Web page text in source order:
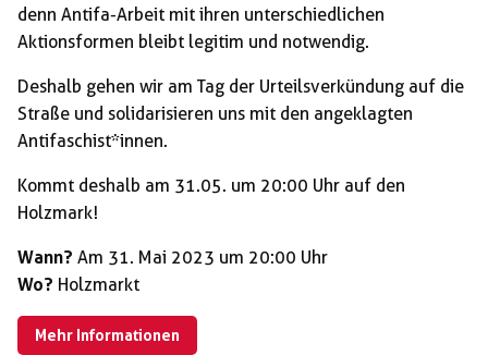
denn Antifa-Arbeit mit ihren unterschiedlichen
Aktionsformen bleibt legitim und notwendig.
Deshalb gehen wir am Tag der Urteilsverkündung auf die
Straße und solidarisieren uns mit den angeklagten
Antifaschist*innen.
Kommt deshalb am 31.05. um 20:00 Uhr auf den
Holzmark!
Wann? Am 31. Mai 2023 um 20:00 Uhr
Wo? Holzmarkt
Mehr Informationen